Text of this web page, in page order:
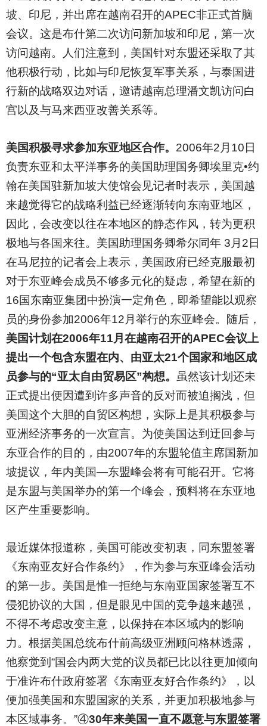
坡、印尼，并出席在越南召开的APEC非正式首脑
会议。这是布什第二次访问新加坡和印尼，第一次
访问越南。人们注意到，美国针对东盟还采取了其
他积极行动，比如与印尼恢复军事关系，与泰国进
行新的战略双边对话，邀请越南总理潘文凯访问白
宫以及与马来西亚改善关系等。
美国积极寻求参加东亚地区合作。 2006年2月10日
负责东亚和太平洋事务的美国助理国务卿埃里克•约
翰在美国驻新加坡大使馆会见记者时表示，美国越
来越觉得它的战略利益已经逐渐转向东南亚地区，
因此，会改变以往在本地区的静态作风，转为更积
极地与各国来往。美国助理国务卿希尔同年 3月2日
在马尼拉的记者会上表示，美国政府已经克服最初
对于东亚峰会成员不够多元化的疑虑，希望在新的
16国东南亚集团中扮演一定角色，即希望能以观察
员的身份参加2006年12月举行的东亚峰会。随后，
美国计划在2006年11月在越南召开的APEC会议上
提出一个包含东盟在内、由亚太21个国家和地区成
员参与的“亚太自由贸易区”构想。
虽然该计划还未
正式提出便因遭到许多声音的反对而被迫搁浅，但
美国这个大胆的自贸区构想，实际上是其积极参与
亚洲经济事务的一次宣言。为使美国达到迂回参与
东亚合作的目的，由2007年的东盟轮值主席国新加
坡提议，年内美国—东盟峰会将有可能召开。它将
是东盟与美国举办的第一个峰会，预料将在东亚地
区产生重要影响。
最近媒体报道称，美国可能改变初衷，同东盟签署
《东南亚友好合作条约》，作为参与东亚峰会活动
的第一步。美国是惟一拒绝与东南亚国家签署互不
侵犯协议的大国，但是眼见中国的竞争越来越强，
不得不考虑改变主意，以保持在本区域内的影响
力。根据美国总统布什前高级亚洲顾问格林透露，
他察觉到“国会内两大党的议员都已比以往更加倾向
于准许布什政府签署《东南亚友好合作条约》，以
便加强美国和东盟国家的关系，并更加积极地参与
本区域事务。”④30年来美国一直不愿意与东盟签署